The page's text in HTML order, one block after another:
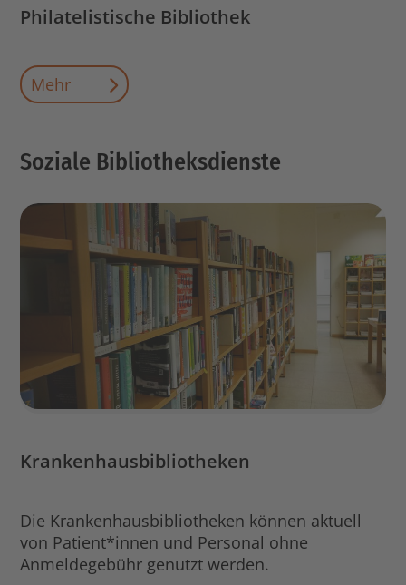
Philatelistische Bibliothek
Mehr
Soziale Bibliotheksdienste
Krankenhausbibliotheken
Die Krankenhausbibliotheken können aktuell
von Patient*innen und Personal ohne
Anmeldegebühr genutzt werden.